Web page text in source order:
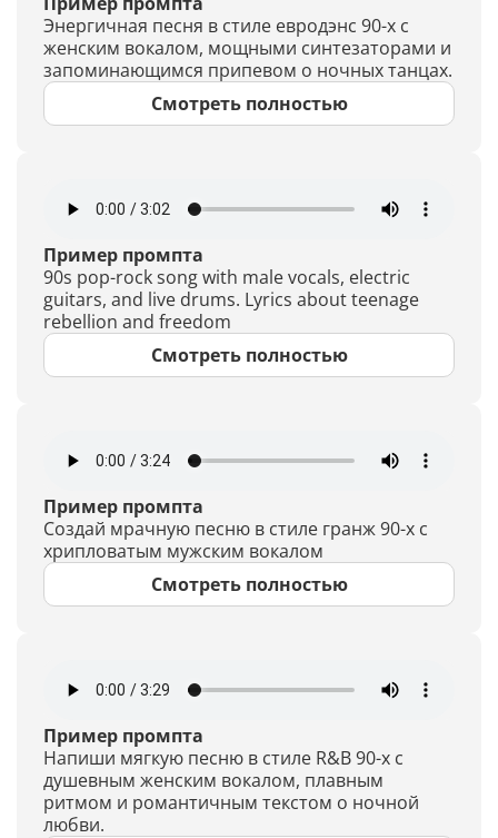
Энергичная песня в стиле евродэнс 90-х с
женским вокалом, мощными синтезаторами и
запоминающимся припевом о ночных танцах.
Смотреть полностью
Пример промпта
90s pop-rock song with male vocals, electric
guitars, and live drums. Lyrics about teenage
rebellion and freedom
Смотреть полностью
Пример промпта
Создай мрачную песню в стиле гранж 90-х с
хрипловатым мужским вокалом
Смотреть полностью
Пример промпта
Напиши мягкую песню в стиле R&B 90-х с
душевным женским вокалом, плавным
ритмом и романтичным текстом о ночной
любви.